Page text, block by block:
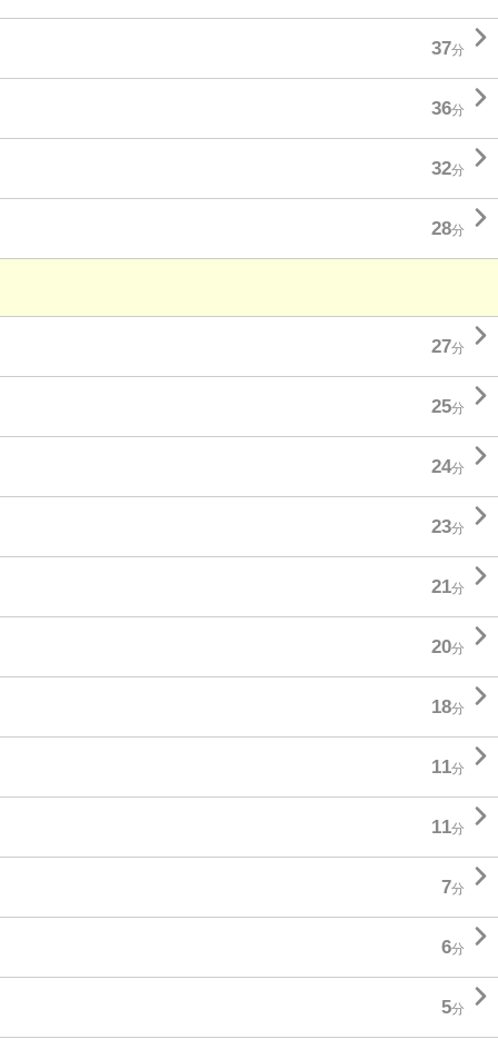
37分 
36分 
32分 
28分 
27分 
25分 
24分 
23分 
21分 
20分 
18分 
11分 
11分 
7分 
6分 
5分 